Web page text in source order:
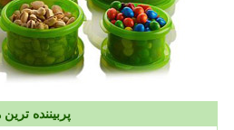
پربیننده ترین